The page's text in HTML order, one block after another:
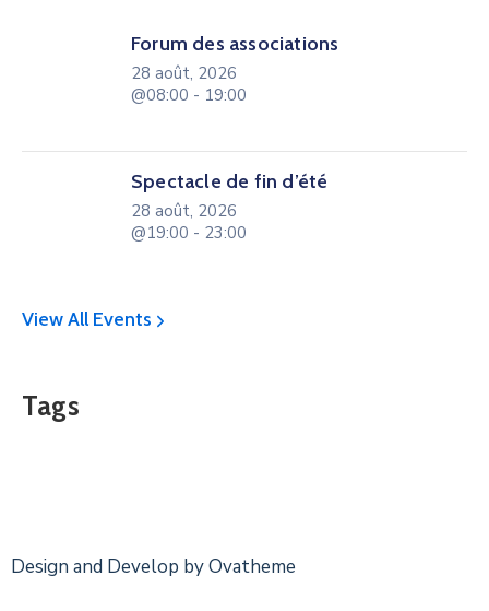
Forum des associations
28 août, 2026
@08:00 - 19:00
Spectacle de fin d’été
28 août, 2026
@19:00 - 23:00
View All Events
Tags
Design and Develop by Ovatheme